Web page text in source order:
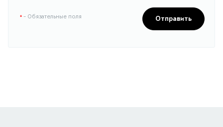
* - Обязательные поля Отправить